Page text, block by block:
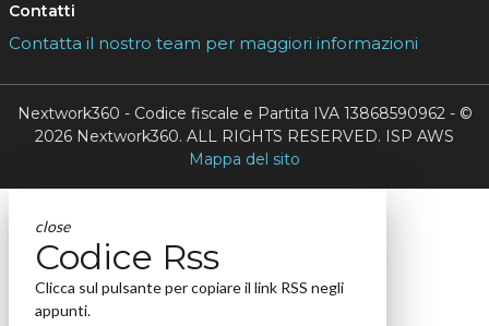
Contatti
Contatta il nostro team per maggiori informazioni
Nextwork360 - Codice fiscale e Partita IVA 13868590962 - ©
2026 Nextwork360. ALL RIGHTS RESERVED. ISP AWS
Mappa del sito
close
Codice Rss
Clicca sul pulsante per copiare il link RSS negli
appunti.